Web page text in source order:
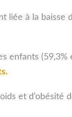
à la baisse
enfants (59,3%
et d’obésité